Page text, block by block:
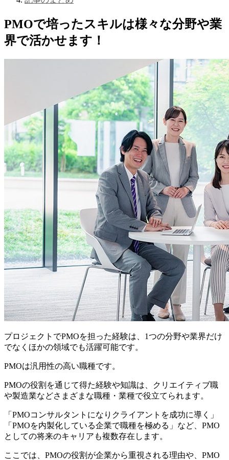
PMOで培ったスキルは様々な分野や業
界で活かせます！
プロジェクトでPMOを担った経験は、 1つの分野や業界だけ
でなくほかの領域でも活躍可能です。
PMOは汎用性の高い職種です。
PMOの役割を通じて得た経験や知識は、クリエイティブ職
や製造業などさまざまな職種・業種で役立てられます。
「PMOコンサルタントになりクライアントを成功に導く」
「PMOを内製化している企業で職種を極める」など、PMO
としての将来のキャリアも複数存在します。
ここでは、 PMOの役割が企業から重視される理由や、 PMO